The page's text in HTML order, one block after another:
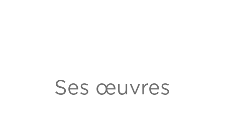
Ses œuvres